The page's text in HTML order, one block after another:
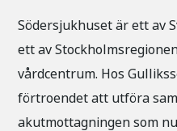
Södersjukhuset är ett av
ett av
vårdcentrum. Hos
förtroendet att utföra
akutmottagningen som